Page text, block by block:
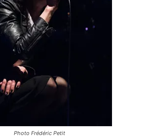
Photo Frédéric Petit